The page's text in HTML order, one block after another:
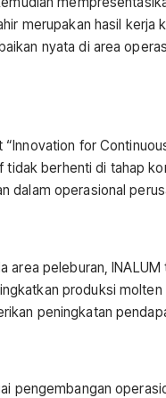
merupakan hasil
nyata di area
“Innovation for
berhenti di tahap
dalam operasional
area peleburan,
produksi
peningkatan
pengembangan